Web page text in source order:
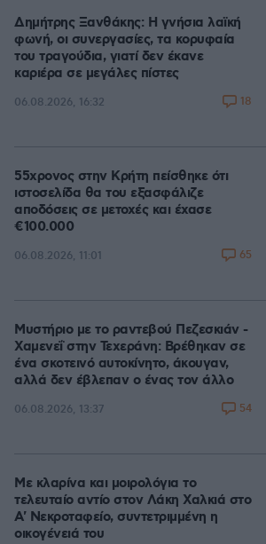
Δημήτρης Ξανθάκης: Η γνήσια λαϊκή
φωνή, οι συνεργασίες, τα κορυφαία
του τραγούδια, γιατί δεν έκανε
καριέρα σε μεγάλες πίστες
06.08.2026, 16:32 18
55χρονος στην Κρήτη πείσθηκε ότι
ιστοσελίδα θα του εξασφάλιζε
αποδόσεις σε μετοχές και έχασε
€100.000
06.08.2026, 11:01 65
Μυστήριο με το ραντεβού Πεζεσκιάν -
Χαμενεΐ στην Τεχεράνη: Βρέθηκαν σε
ένα σκοτεινό αυτοκίνητο, άκουγαν,
αλλά δεν έβλεπαν ο ένας τον άλλο
06.08.2026, 13:37 54
Με κλαρίνα και μοιρολόγια το
τελευταίο αντίο στον Λάκη Χαλκιά στο
A' Νεκροταφείο, συντετριμμένη η
οικογένειά του